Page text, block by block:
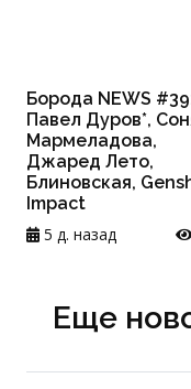
Борода NEWS
Павел Дуров*,
Мармеладова,
Джаред Лето,
Блиновская,
Impact
5 д. назад
Еще